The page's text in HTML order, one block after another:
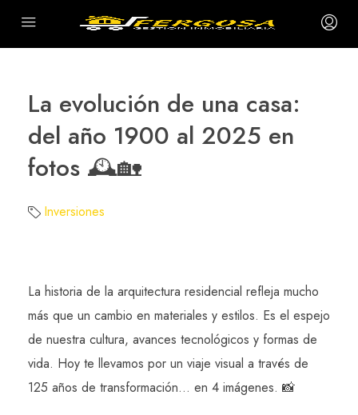
La evolución de una casa:
del año 1900 al 2025 en
fotos 🕰️🏡
Inversiones
La historia de la arquitectura residencial refleja mucho
más que un cambio en materiales y estilos. Es el espejo
de nuestra cultura, avances tecnológicos y formas de
vida. Hoy te llevamos por un viaje visual a través de
125 años de transformación… en 4 imágenes. 📸